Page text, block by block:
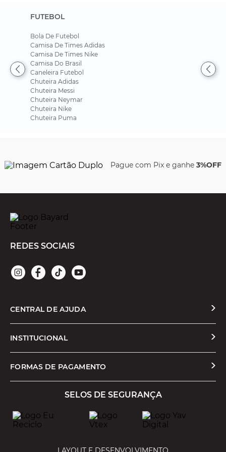
FUTEBOL
Bola De Futebol
Camisa De Times Adidas
Camisa De Times Nike
Camisa Do Brasil
Caneleira Futebol
Chuteira Adidas
Chuteira Messi
Chuteira Neymar
Chuteira Nike
Chuteira Puma
Pague com Pix e ganhe 3%OFF
REDES SOCIAIS
CENTRAL DE AJUDA
Solicitar Troca ou Devolução
Formas de Pagamento
Cashback
INSTITUCIONAL
Quem Somos
Trabalhe Conosco
FORMAS DE PAGAMENTO
SELOS DE SEGURANÇA